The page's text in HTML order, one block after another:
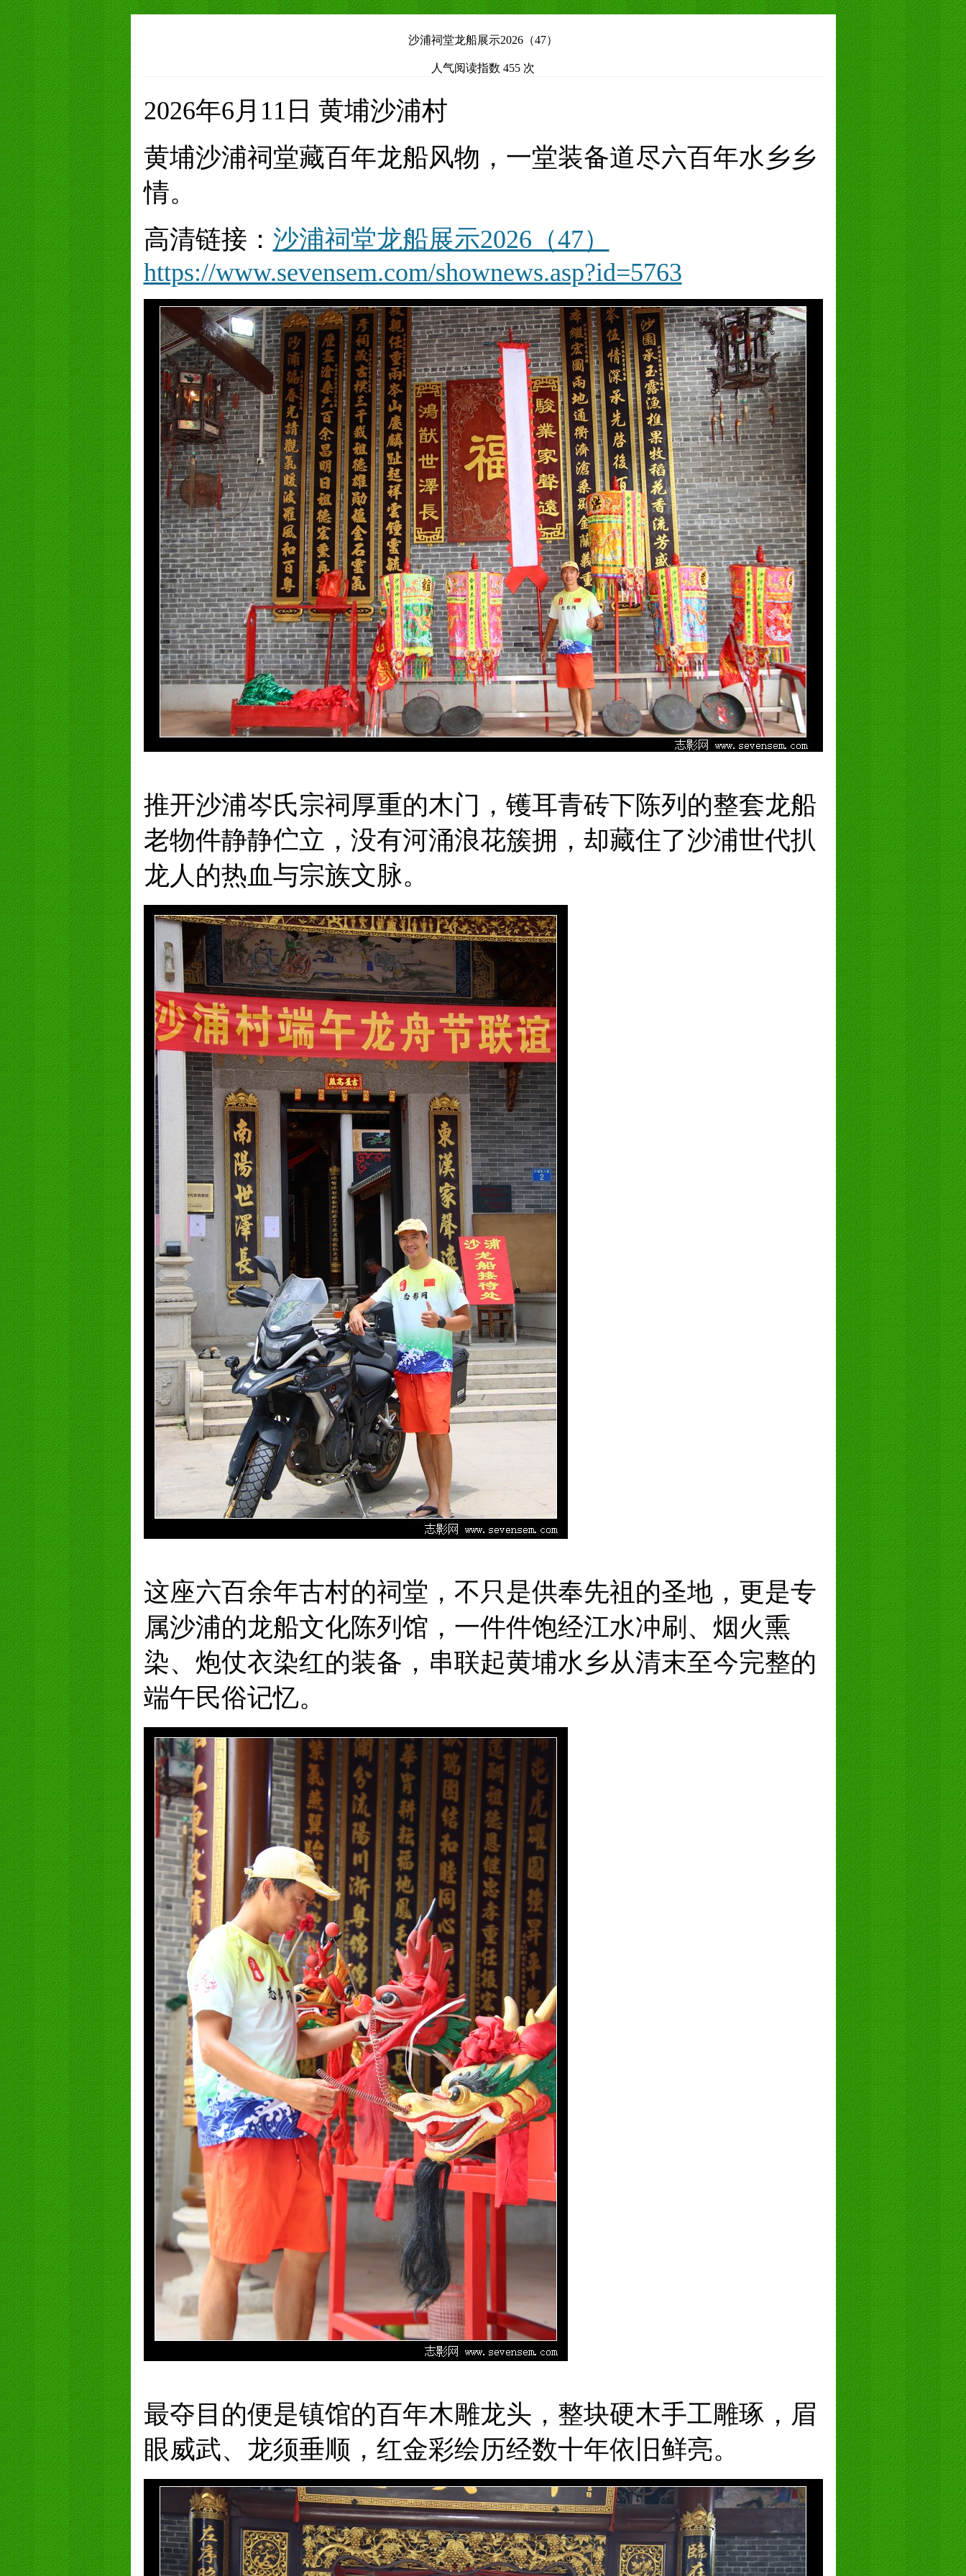
沙浦祠堂龙船展示2026（47）
人气阅读指数 455 次
2026年6月11日 黄埔沙浦村
黄埔沙浦祠堂藏百年龙船风物，一堂装备道尽六百年水乡乡
情。
高清链接： 沙浦祠堂龙船展示2026（47）
https://www.sevensem.com/shownews.asp?id=5763
推开沙浦岑氏宗祠厚重的木门，镬耳青砖下陈列的整套龙船
老物件静静伫立，没有河涌浪花簇拥，却藏住了沙浦世代扒
龙人的热血与宗族文脉。
这座六百余年古村的祠堂，不只是供奉先祖的圣地，更是专
属沙浦的龙船文化陈列馆，一件件饱经江水冲刷、烟火熏
染、炮仗衣染红的装备，串联起黄埔水乡从清末至今完整的
端午民俗记忆。
最夺目的便是镇馆的百年木雕龙头，整块硬木手工雕琢，眉
眼威武、龙须垂顺，红金彩绘历经数十年依旧鲜亮。